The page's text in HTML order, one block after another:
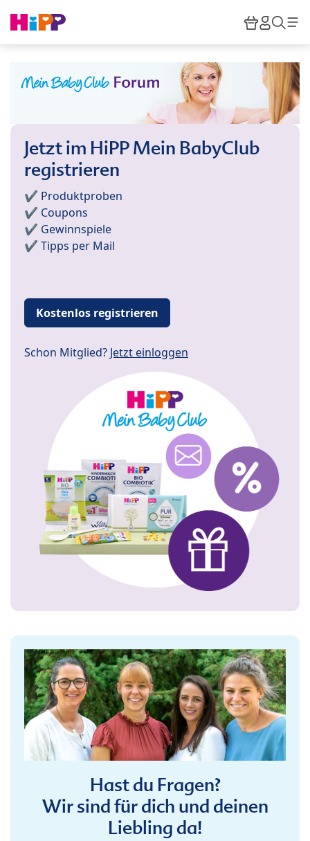
HiPP
Jetzt im HiPP Mein BabyClub
registrieren
✔️ Produktproben
✔️ Coupons
✔️ Gewinnspiele
✔️ Tipps per Mail
Kostenlos registrieren
Schon Mitglied? Jetzt einloggen
Hast du Fragen?
Wir sind für dich und deinen
Liebling da!